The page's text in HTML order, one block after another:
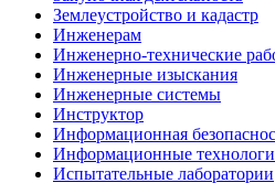
Землеустройство и кадастр
Инженерам
Инженерно-технические
Инженерные изыскания
Инженерные системы
Инструктор
Информационная
Информационные
Испытательные лаборатории